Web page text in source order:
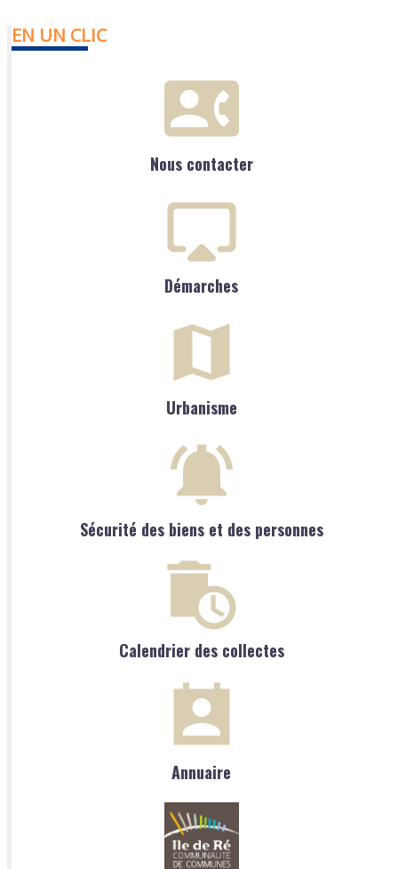
EN UN CLIC
Nous contacter
Démarches
Urbanisme
Sécurité des biens et des personnes
Calendrier des collectes
Annuaire